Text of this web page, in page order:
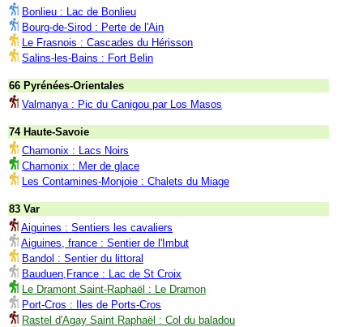
Bonlieu : Lac de Bonlieu
Bourg-de-Sirod : Perte de l'Ain
Le Frasnois : Cascades du Hérisson
Salins-les-Bains : Fort Belin
66 Pyrénées-Orientales
Valmanya : Pic du Canigou par Los Masos
74 Haute-Savoie
Chamonix : Lacs Noirs
Chamonix : Mer de glace
Les Contamines-Monjoie : Chalets du Miage
83 Var
Aiguines : Sentiers les cavaliers
Aiguines, france : Sentier de l'Imbut
Bandol : Sentier du littoral
Bauduen,France : Lac de St Croix
Le Dramont Saint-Raphaël : Le Dramon
Port-Cros : Iles de Ports-Cros
Rastel d'Agay Saint Raphaël : Col du baladou